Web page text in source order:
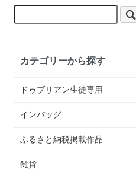
カテゴリーから探す
ドゥブリアン生徒専用
インバッグ
ふるさと納税掲載作品
雑貨